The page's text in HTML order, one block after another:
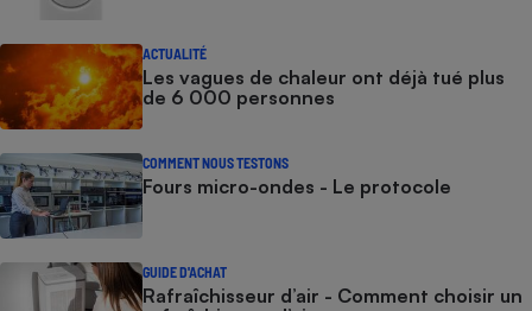
ACTUALITÉ
Les vagues de chaleur ont déjà tué plus
de 6 000 personnes
COMMENT NOUS TESTONS
Fours micro-ondes - Le protocole
GUIDE D'ACHAT
Rafraîchisseur d’air - Comment choisir un